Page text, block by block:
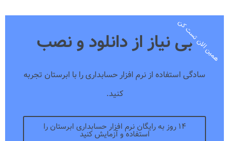
بی نیاز از دانلود و نصب
سادگی استفاده از نرم افزار حسابداری را با ابرستان تجربه
کنید.
۱۴ روز به رایگان نرم افزار حسابداری ابرستان را
استفاده و آزمایش کنید
همین الان تست کن